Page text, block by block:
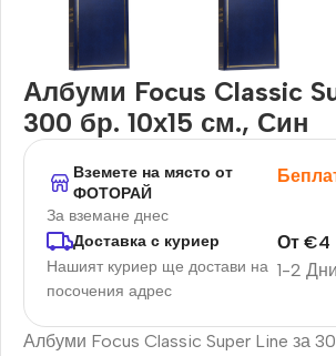
Албуми Focus Classic
300 бр. 10х15 см., Син
Вземете на място от
ФОТОРАЙ
За вземане днес
Доставка с куриер
Нашият куриер ще достави на
посочения адрес
1-2 Дни
От€4
Албуми Focus Classic Super Line за